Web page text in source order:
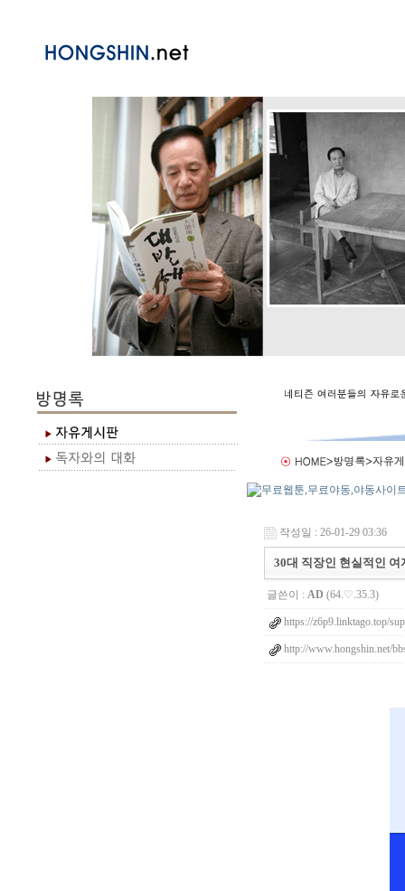
작성일 : 26-01-29 03:36
30대 직장인 현실적인 여
글쓴이 : AD (64.♡.35.3)
https://z6p9.linktago.top/
http://www.hongshin.net/